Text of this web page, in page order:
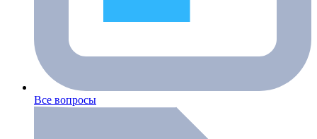
Все вопросы